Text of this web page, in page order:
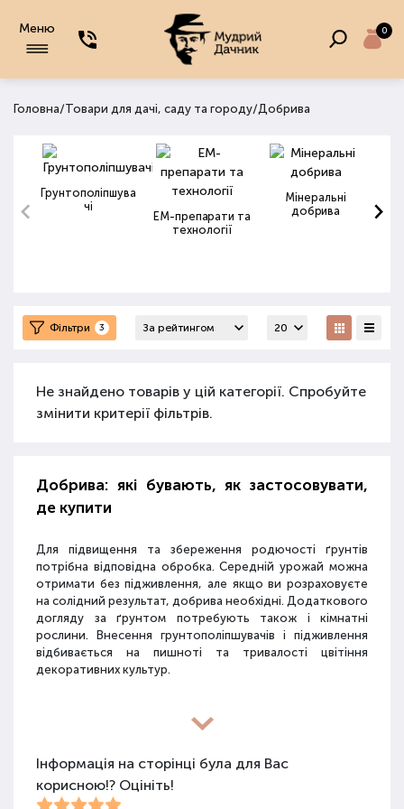
Меню 0
Головна/Товари для дачі, саду та городу/Добрива
Грунтополіпшува
чі
ЕМ-препарати та
технології
Мінеральні
добрива
Фільтри 3
Не знайдено товарів у цій категорії. Спробуйте
змінити критерії фільтрів.
Добрива: які бувають, як застосовувати,
де купити
Для підвищення та збереження родючості ґрунтів
потрібна відповідна обробка. Середній урожай можна
отримати без підживлення, але якщо ви розраховуєте
на солідний результат, добрива необхідні. Додаткового
догляду за ґрунтом потребують також і кімнатні
рослини. Внесення грунтополіпшувачів і підживлення
відбивається на пишноті та тривалості цвітіння
декоративних культур.
Різновиди засобів для покращення
Для покращення поживних якостей ґрунту
використовуються різні види засобів: мінеральні
Інформація на сторінці була для Вас
корисною!? Оцініть!